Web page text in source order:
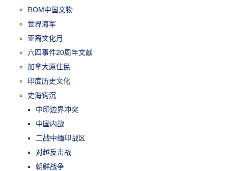
ROM中国文物
世界海军
亚裔文化月
六四事件20周年文献
加拿大原住民
印度历史文化
史海钩沉
中印边界冲突
中国内战
二战中缅印战区
对越反击战
朝鲜战争